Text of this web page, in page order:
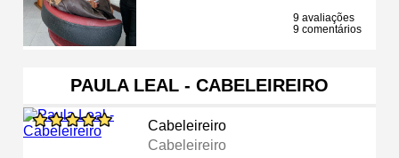
9 avaliações
9 comentários
PAULA LEAL - CABELEIREIRO
Cabeleireiro
Cabeleireiro